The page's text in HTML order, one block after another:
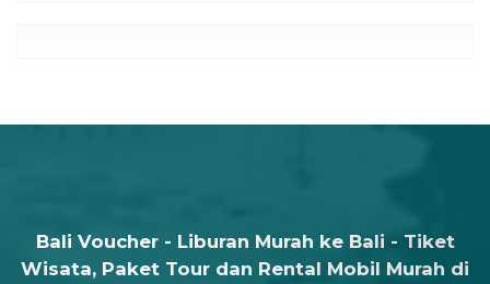
Bali Voucher - Liburan Murah ke Bali - Tiket
Wisata, Paket Tour dan Rental Mobil Murah di